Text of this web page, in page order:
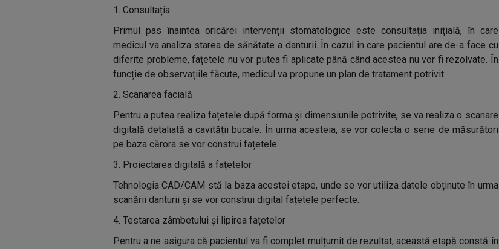
1. Consultația
Primul pas înaintea oricărei intervenții stomatologice este consultația inițială, în care
medicul va analiza starea de sănătate a danturii. În cazul în care pacientul are de-a face cu
diferite probleme, fațetele nu vor putea fi aplicate până când acestea nu vor fi rezolvate. În
funcție de observațiile făcute, medicul va propune un plan de tratament potrivit.
2. Scanarea facială
Pentru a putea realiza fațetele după forma și dimensiunile potrivite, se va realiza o scanare
digitală detaliată a cavității bucale. În urma acesteia, se vor colecta o serie de măsurători
pe baza cărora se vor construi fațetele.
3. Proiectarea digitală a fațetelor
Tehnologia CAD/CAM stă la baza acestei etape, unde se vor utiliza datele obținute în urma
scanării danturii și se vor construi digital fațetele perfecte.
4. Testarea zâmbetului și lipirea fațetelor
Pentru a ne asigura că pacientul va fi complet mulțumit de rezultat, această etapă constă în